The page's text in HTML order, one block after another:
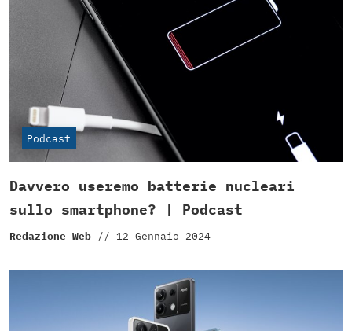
Podcast
Davvero useremo batterie nucleari
sullo smartphone? | Podcast
Redazione Web // 12 Gennaio 2024